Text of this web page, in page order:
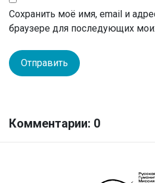
Сохранить моё имя, email и
браузере для последующих
Комментарии: 0